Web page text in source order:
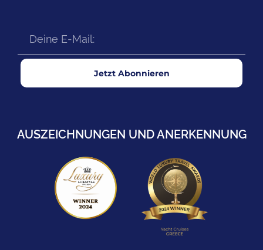
Jetzt Abonnieren
AUSZEICHNUNGEN UND ANERKENNUNG